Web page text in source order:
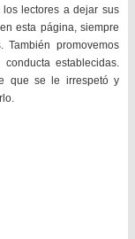
lectores a dejar sus
esta página, siempre
promovemos
establecidas.
que se le irrespetó y